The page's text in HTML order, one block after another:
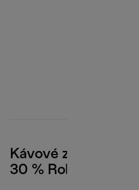
Kávové zrná
30 % Robusta, 1 kg